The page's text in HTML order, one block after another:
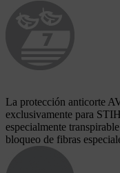
La protección anticorte
exclusivamente para
especialmente
bloqueo de fibras